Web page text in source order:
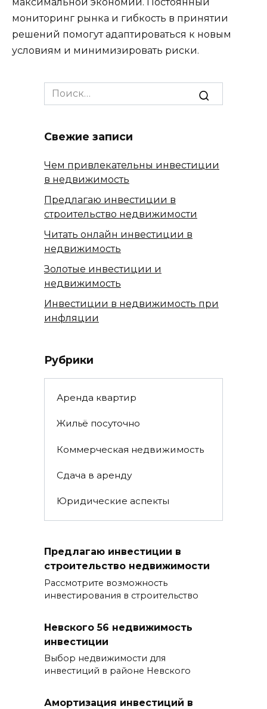
мониторинг рынка и гибкость в принятии
решений помогут адаптироваться к новым
условиям и минимизировать риски.
Search
for:
Свежие записи
Чем привлекательны инвестиции
в недвижимость
Предлагаю инвестиции в
строительство недвижимости
Читать онлайн инвестиции в
недвижимость
Золотые инвестиции и
недвижимость
Инвестиции в недвижимость при
инфляции
Рубрики
Аренда квартир
Жильё посуточно
Коммерческая недвижимость
Сдача в аренду
Юридические аспекты
Предлагаю инвестиции в
строительство недвижимости
Рассмотрите возможность
инвестирования в строительство
Невского 56 недвижимость
инвестиции
Выбор недвижимости для
инвестиций в районе Невского
Амортизация инвестиций в